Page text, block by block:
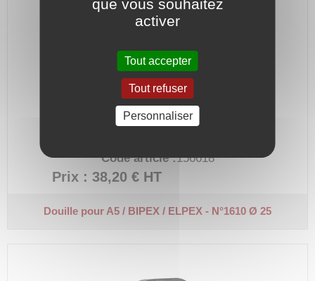
Code article :156618
Prix : 38,20 € HT
Douille pour A5 / BIPEX / ELPEX - N°1610 Ø 25
que vous souhaitez
activer
Tout accepter
Tout refuser
Personnaliser